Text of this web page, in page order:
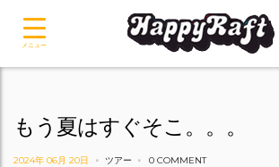
もう夏はすぐそこ。。。
2024年 06月 20日 ツアー 0 COMMENT
メニュー